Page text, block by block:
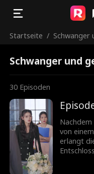
Startseite / Schwanger
Schwanger und
30 Episoden
von
erlangt